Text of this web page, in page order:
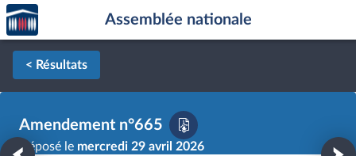
Aller au contenu
Aller en bas de la page
Accèder
à la
page
d'accueil
Assemblée nationale
< Résultats
Amendement n°665
Déposé le mercredi 29 avril 2026